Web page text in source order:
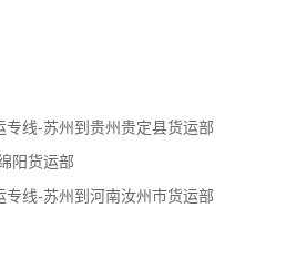
线-苏州到贵州贵定县货运部
阳货运部
线-苏州到河南汝州市货运部